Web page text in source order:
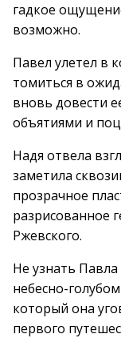
гадкое
возможно.
Павел улетел в
томиться в
вновь довести
объятиями и
Надя отвела
заметила
прозрачное
разрисованное
Ржевского.
Не узнать
небесно-
который она
первого